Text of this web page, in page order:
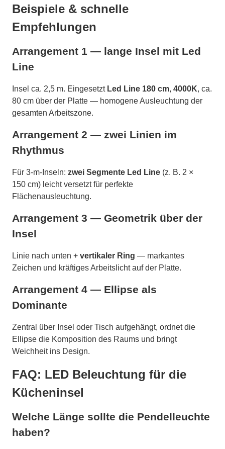
Beispiele & schnelle
Empfehlungen
Arrangement 1 — lange Insel mit Led
Line
Insel ca. 2,5 m. Eingesetzt Led Line 180 cm, 4000K, ca.
80 cm über der Platte — homogene Ausleuchtung der
gesamten Arbeitszone.
Arrangement 2 — zwei Linien im
Rhythmus
Für 3-m-Inseln: zwei Segmente Led Line (z. B. 2 ×
150 cm) leicht versetzt für perfekte
Flächenausleuchtung.
Arrangement 3 — Geometrik über der
Insel
Linie nach unten + vertikaler Ring — markantes
Zeichen und kräftiges Arbeitslicht auf der Platte.
Arrangement 4 — Ellipse als
Dominante
Zentral über Insel oder Tisch aufgehängt, ordnet die
Ellipse die Komposition des Raums und bringt
Weichheit ins Design.
FAQ: LED Beleuchtung für die
Kücheninsel
Welche Länge sollte die Pendelleuchte
haben?